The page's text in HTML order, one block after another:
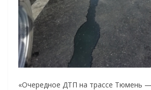
«Очередное ДТП на трассе Тюмень